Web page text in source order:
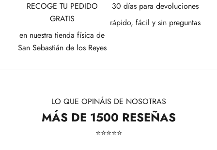
RECOGE TU PEDIDO
GRATIS
en nuestra tienda física de
San Sebastián de los Reyes
30 días para devoluciones
rápido, fácil y sin preguntas
LO QUE OPINÁIS DE NOSOTRAS
MÁS DE 1500 RESEÑAS
⭐​⭐​⭐​⭐​⭐​